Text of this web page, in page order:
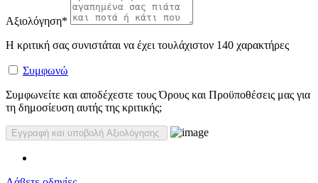
Αξιολόγηση*
Η κριτική σας συνιστάται να έχει τουλάχιστον 140 χαρακτήρες
Συμφωνώ
Συμφωνείτε και αποδέχεστε τους Όρους και Προϋποθέσεις μας για
τη δημοσίευση αυτής της κριτικής;